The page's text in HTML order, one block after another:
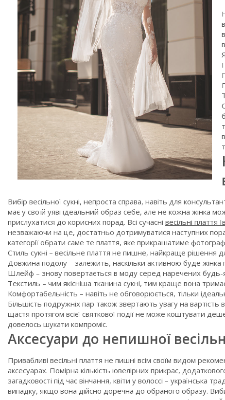
Вибір весільної сукні, непроста справа, навіть для
має у своїй уяві ідеальний образ себе, але не кожна жінка
прислухатися до корисних порад. Всі сучасні весільні плаття
незважаючи на це, достатньо дотримуватися наступних
категорії обрати саме те плаття, яке прикрашатиме
Стиль сукні – весільне плаття не пишне, найкраще рішення
Довжина подолу – залежить, наскільки активною буде жінка
Шлейф – знову повертається в моду серед наречених будь-
Текстиль – чим якісніша тканина сукні, тим краще вона
Комфортабельність – навіть не обговорюється, тільки
Більшість подружніх пар також звертають увагу на
щастя протягом всієї святкової події не може коштувати
довелось шукати компроміс.
Аксесуари до непишної
Привабливі весільні плаття не пишні всім своїм видом
аксесуарах. Помірна кількість ювелірних прикрас,
загадковості під час вінчання, квіти у волоссі – українська
випадку, якщо вона дійсно доречна до обраного образу.